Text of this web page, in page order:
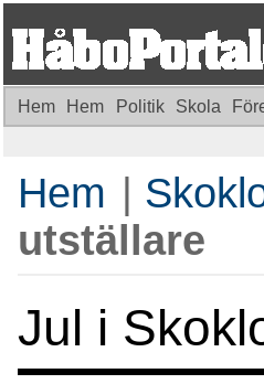
Hem Hem Politik Skola
Hem
utställare
Jul i